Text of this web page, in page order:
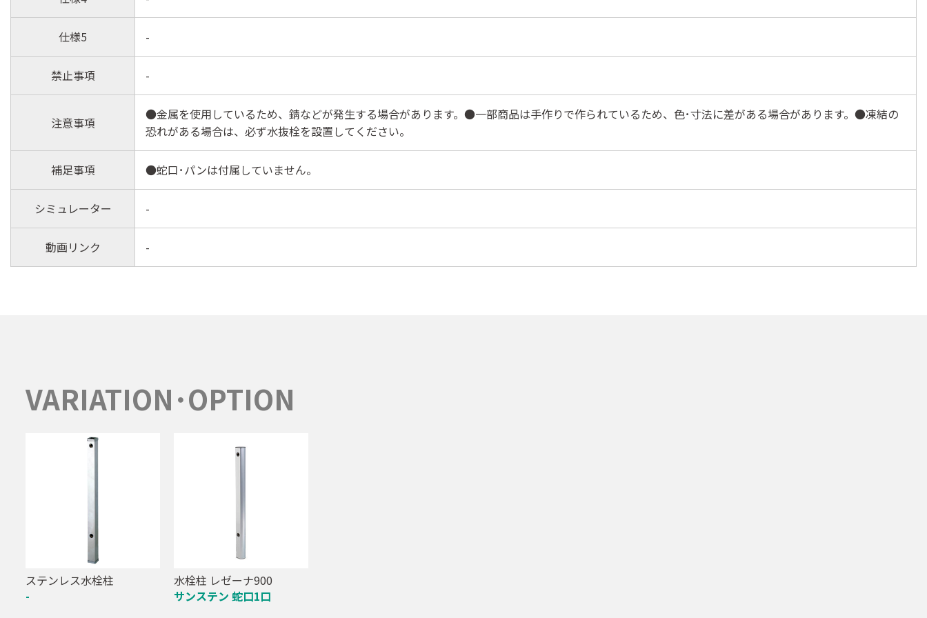
仕様5 -
禁止事項 -
注意事項
●金属を使用しているため、錆などが発生する場合があります。●一部商品は手作りで作られているため、色･寸法に差がある場合があります。●凍結の
恐れがある場合は、必ず水抜栓を設置してください。
補足事項 ●蛇口･パンは付属していません。
シミュレーター -
動画リンク -
VARIATION･OPTION
ステンレス水栓柱
-
水栓柱 レゼーナ900
サンステン 蛇口1口